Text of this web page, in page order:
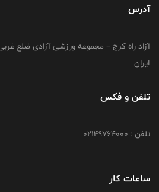
آدرس
آزاد راه کرج – مجموعه ورزشی آزادی ضلع
ایران
تلفن و فکس
تلفن : 02149764000
ساعات کار